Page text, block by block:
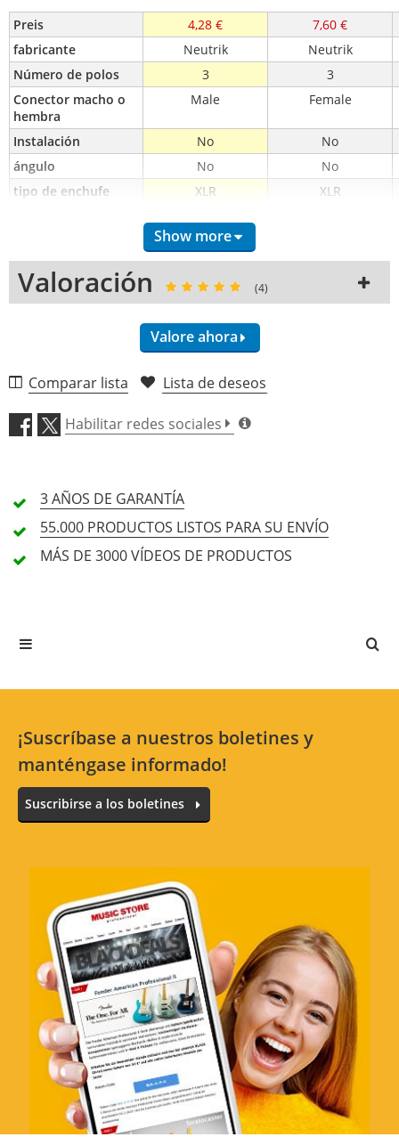
Preis 4,28 €
7,60 €
fabricante
Neutrik
Neutrik
Número de polos
3
3
Conector macho o
hembra
Male Female
Instalación No
No
ángulo
No
No
tipo de enchufe
XLR XLR
Show more
Valoración (4)
Valore ahora
Calidad (5,0)
4 Reseña
5 Estrellas
4 Clientes
4 Estrellas
0 Clientes
No hay comentarios disponibles para el idioma
seleccionado
Valore ahora
Comparar lista Lista de deseos
Habilitar redes sociales
3 AÑOS DE GARANTÍA
55.000 PRODUCTOS LISTOS PARA SU ENVÍO
MÁS DE 3000VÍDEOS DE PRODUCTOS
¡Suscríbase a nuestros boletines y
manténgase informado!
Suscribirse a los boletines